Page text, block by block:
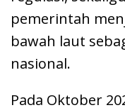
pemerintah
bawah laut
nasional.
Pada Oktober